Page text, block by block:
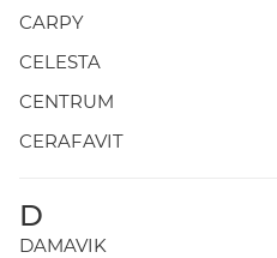
CARPY
CELESTA
CENTRUM
CERAFAVIT
D
DAMAVIK